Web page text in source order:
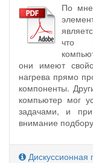
По
что
они имеют
нагрева прямо
компоненты.
компьютер мог
задачами, и
внимание
Дискуссионная